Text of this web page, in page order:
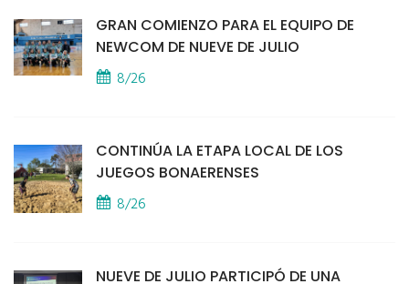
GRAN COMIENZO PARA EL EQUIPO DE
NEWCOM DE NUEVE DE JULIO
8/26
CONTINÚA LA ETAPA LOCAL DE LOS
JUEGOS BONAERENSES
8/26
NUEVE DE JULIO PARTICIPÓ DE UNA